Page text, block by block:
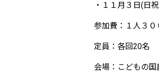
・１１月３日(日
参加費：１人３０
定員：各回20名
会場：こどもの国